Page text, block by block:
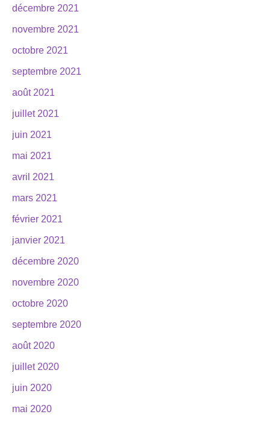
décembre 2021
novembre 2021
octobre 2021
septembre 2021
août 2021
juillet 2021
juin 2021
mai 2021
avril 2021
mars 2021
février 2021
janvier 2021
décembre 2020
novembre 2020
octobre 2020
septembre 2020
août 2020
juillet 2020
juin 2020
mai 2020